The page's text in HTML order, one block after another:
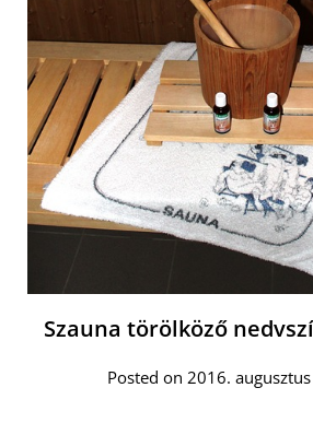
Szauna törölköző
Posted on 2016.